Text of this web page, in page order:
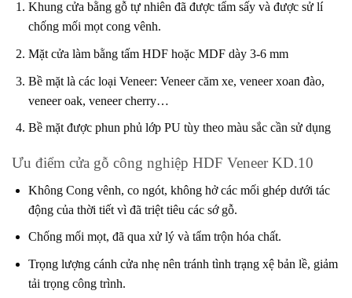
Khung cửa bằng gỗ tự nhiên đã được tẩm sấy và được sử lí
chống mối mọt cong vênh.
Mặt cửa làm bằng tấm HDF hoặc MDF dày 3-6 mm
Bề mặt là các loại Veneer: Veneer căm xe, veneer xoan đào,
veneer oak, veneer cherry…
Bề mặt được phun phủ lớp PU tùy theo màu sắc cần sử dụng
Ưu điểm cửa gỗ công nghiệp HDF Veneer KD.10
Không Cong vênh, co ngót, không hở các mối ghép dưới tác
động của thời tiết vì đã triệt tiêu các sớ gỗ.
Chống mối mọt, đã qua xử lý và tẩm trộn hóa chất.
Trọng lượng cánh cửa nhẹ nên tránh tình trạng xệ bản lề, giảm
tải trọng công trình.